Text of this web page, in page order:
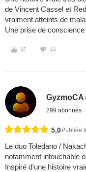
de Vincent Cassel et
vraiment atteints de
Une prise de
27 12
GyzmoCA
299 abonnés
5,0 Publiée
Le duo Toledano /
notamment intouchable
Inspiré d'une histoire